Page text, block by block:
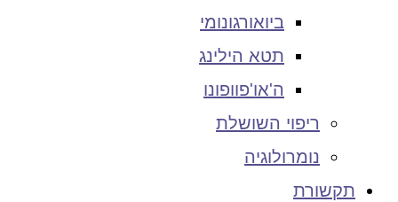
ביואורגונומי
תטא הילינג
ה'או'פוופונו
ריפוי השושלת
נומרולוגיה
תקשורת